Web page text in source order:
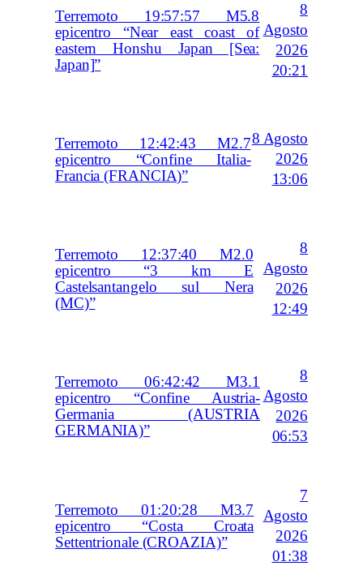
Terremoto 19:57:57 M5.8
epicentro “Near east coast of
eastern Honshu Japan [Sea:
Japan]”
8
Agosto
2026
20:21
Terremoto 12:42:43 M2.7
epicentro “Confine Italia-
Francia (FRANCIA)”
8 Agosto
2026
13:06
Terremoto 12:37:40 M2.0
epicentro “3 km E
Castelsantangelo sul Nera
(MC)”
8
Agosto
2026
12:49
Terremoto 06:42:42 M3.1
epicentro “Confine Austria-
Germania (AUSTRIA
GERMANIA)”
8
Agosto
2026
06:53
Terremoto 01:20:28 M3.7
epicentro “Costa Croata
Settentrionale (CROAZIA)”
7
Agosto
2026
01:38